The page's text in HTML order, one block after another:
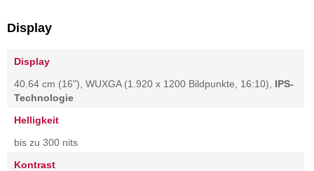
Display
Display
40.64 cm (16"), WUXGA (1.920 x 1200 Bildpunkte, 16:10), IPS-
Technologie
Helligkeit
bis zu 300 nits
Kontrast